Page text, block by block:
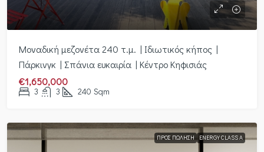
Μοναδική μεζονέτα 240 τ.μ. | Ιδιωτικός κήπος |
Πάρκινγκ | Σπάνια ευκαιρία | Κέντρο Κηφισιάς
€1,650,000
3 3 240 Sqm
ΠΡΟΣ ΠΏΛΗΣΗ ENERGY CLASS A